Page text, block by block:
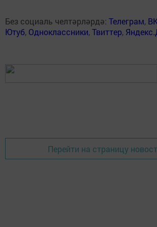
Без социаль челтәрләрдә: Телеграм,
Ютуб, Одноклассники,Твиттер,
Перейти на страницу